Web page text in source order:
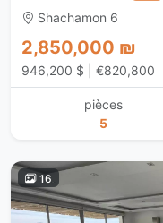
Shachamon 6
2,850,000 ₪
946,200 $ | €820,800
pièces
5
16